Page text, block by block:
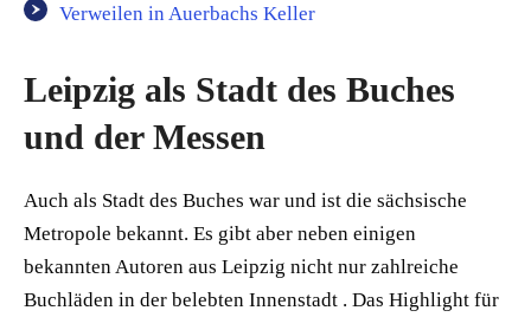
Verweilen in Auerbachs Keller
Leipzig als Stadt des Buches
und der Messen
Auch als Stadt des Buches war und ist die sächsische
Metropole bekannt. Es gibt aber neben einigen
bekannten Autoren aus Leipzig nicht nur zahlreiche
Buchläden in der belebten Innenstadt . Das Highlight für